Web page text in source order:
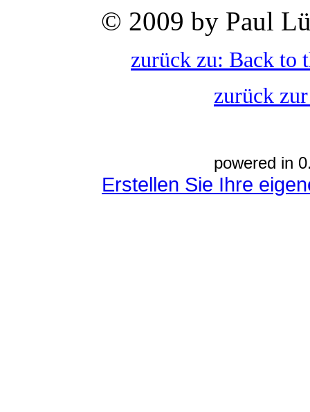
© 2009 by Paul
zurück zu: Back to
zurück
powered in
Erstellen Sie Ihre